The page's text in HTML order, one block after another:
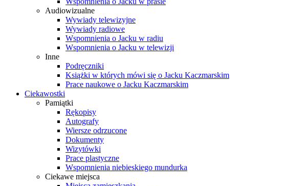
Audiowizualne
Wywiady telewizyjne
Wywiady radiowe
Wspomnienia o Jacku w radiu
Wspomnienia o Jacku w telewizji
Inne
Podręczniki
Książki w których mówi się o Jacku Kaczmarskim
Prace naukowe o Jacku Kaczmarskim
Ciekawostki
Pamiątki
Rękopisy
Autografy
Wiersze odrzucone
Dokumenty
Wizytówki
Prace plastyczne
Wspomnienia niebieskiego mundurka
Ciekawe miejsca